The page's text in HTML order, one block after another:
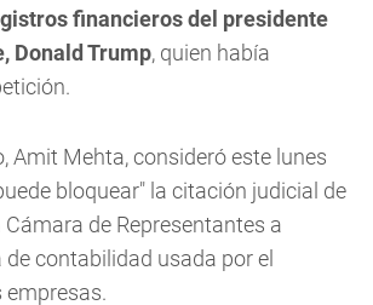
financieros del presidente
Donald Trump, quien había
Amit Mehta, consideró este lunes
bloquear" la citación judicial de
de Representantes a
contabilidad usada por el
empresas.